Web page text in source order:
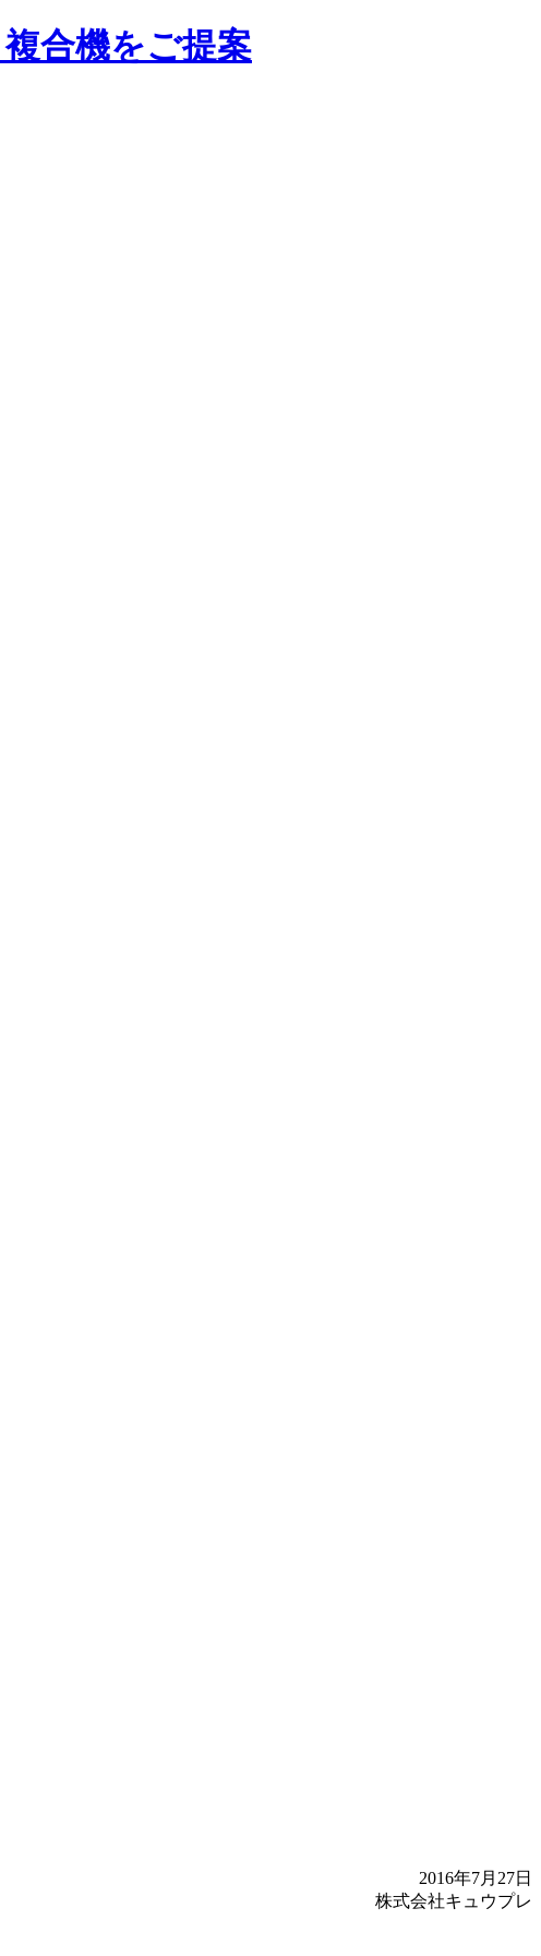
合機をご提案
2016年7月27日
株式会社キュウプレ